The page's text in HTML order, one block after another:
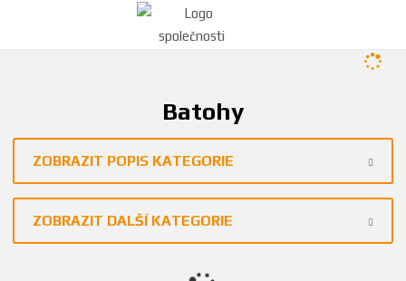
Batohy
ZOBRAZIT POPIS KATEGORIE
ZOBRAZIT DALŠÍ KATEGORIE